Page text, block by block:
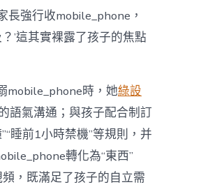
長強行收mobile_phone，
’這其實裸露了孩子的焦點
mobile_phone時，她綠設
語氣溝通；與孩子配合制訂
睡前1小時禁機”等規則，并
轉化為“東西”
，既滿足了孩子的自立需